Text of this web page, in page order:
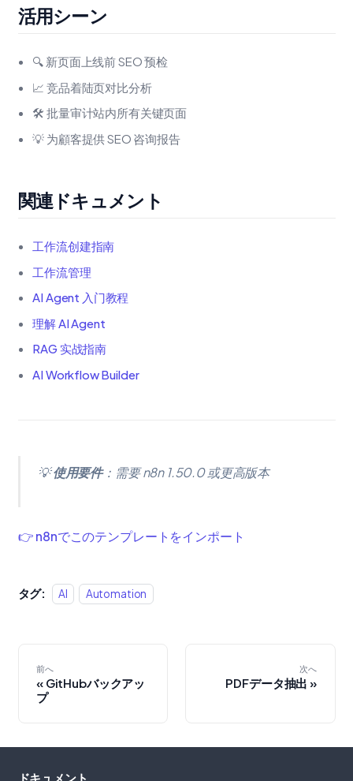
活用シーン
🔍 新页面上线前 SEO 预检
📈 竞品着陆页对比分析
🛠️ 批量审计站内所有关键页面
💡 为顧客提供 SEO 咨询报告
関連ドキュメント
工作流创建指南
工作流管理
AI Agent 入门教程
理解 AI Agent
RAG 实战指南
AI Workflow Builder
💡使用要件：需要 n8n 1.50.0 或更高版本
👉 n8nでこのテンプレートをインポート
タグ: AI Automation
前へ
GitHubバックアッ
プ
次へ
PDFデータ抽出
ドキュメント